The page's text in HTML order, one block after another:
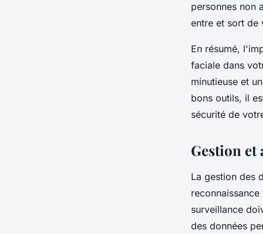
personnes non
entre et sort de
En résumé,
faciale dans
minutieuse et
bons outils, il
sécurité de
Gestion et
La gestion des
surveillance
des données